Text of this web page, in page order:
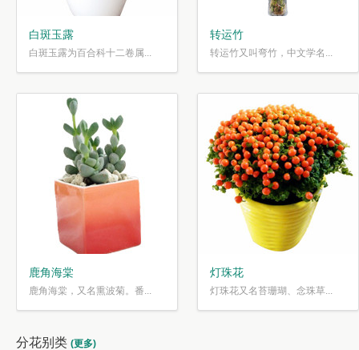
白斑玉露
白斑玉露为百合科十二卷属...
转运竹
转运竹又叫弯竹，中文学名...
鹿角海棠
鹿角海棠，又名熏波菊。番...
灯珠花
灯珠花又名苔珊瑚、念珠草...
分花别类 (更多)